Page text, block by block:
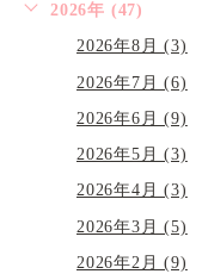
2026年 (47)
2026年8月 (3)
2026年7月 (6)
2026年6月 (9)
2026年5月 (3)
2026年4月 (3)
2026年3月 (5)
2026年2月 (9)